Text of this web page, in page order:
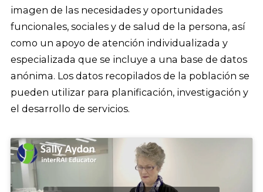
imagen de las necesidades y oportunidades
funcionales, sociales y de salud de la persona, así
como un apoyo de atención individualizada y
especializada que se incluye a una base de datos
anónima. Los datos recopilados de la población se
pueden utilizar para planificación, investigación y
el desarrollo de servicios.